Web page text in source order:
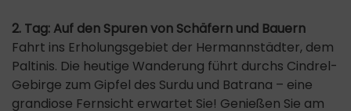
2. Tag: Auf den Spuren von Schäfern und Bauern
Fahrt ins Erholungsgebiet der Hermannstädter, dem
Paltinis. Die heutige Wanderung führt durchs Cindrel-
Gebirge zum Gipfel des Surdu und Batrana – eine
grandiose Fernsicht erwartet Sie! Genießen Sie am